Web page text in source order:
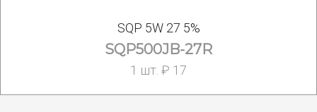
SQP 5W 27 5%
SQP500JB-27R
1 шт. ₽ 17